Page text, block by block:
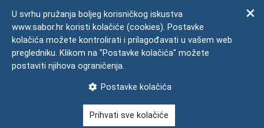
Zaštita osobnih podataka
Impressum
Česta pitanja
U svrhu pružanja boljeg korisničkog iskustva
www.sabor.hr koristi kolačiće (cookies). Postavke
kolačića možete kontrolirati i prilagođavati u vašem web
pregledniku. Klikom na "Postavke kolačića" možete
postaviti njihova ograničenja.
Postavke kolačića
Prihvati sve kolačiće